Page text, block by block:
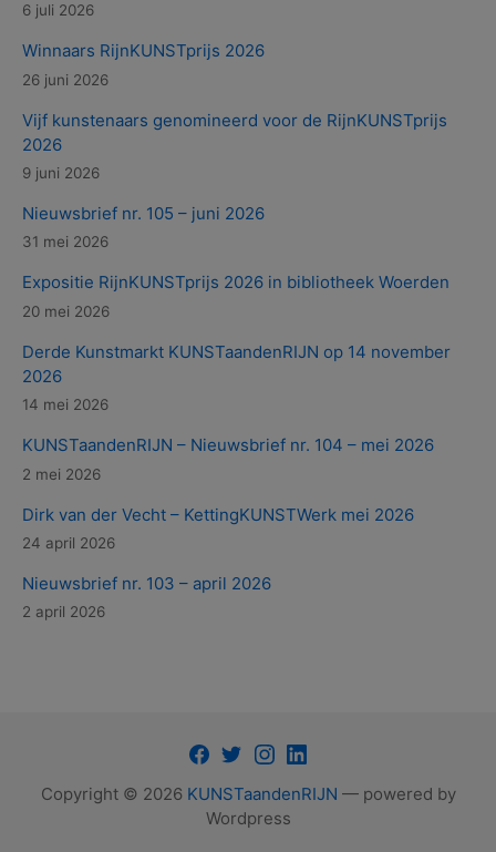
6 juli 2026
Winnaars RijnKUNSTprijs 2026
26 juni 2026
Vijf kunstenaars genomineerd voor de RijnKUNSTprijs
2026
9 juni 2026
Nieuwsbrief nr. 105 – juni 2026
31 mei 2026
Expositie RijnKUNSTprijs 2026 in bibliotheek Woerden
20 mei 2026
Derde Kunstmarkt KUNSTaandenRIJN op 14 november
2026
14 mei 2026
KUNSTaandenRIJN – Nieuwsbrief nr. 104 – mei 2026
2 mei 2026
Dirk van der Vecht – KettingKUNSTWerk mei 2026
24 april 2026
Nieuwsbrief nr. 103 – april 2026
2 april 2026
Facebook
TwitterInstagram
LinkedIn
Copyright © 2026 KUNSTaandenRIJN — powered by
Wordpress